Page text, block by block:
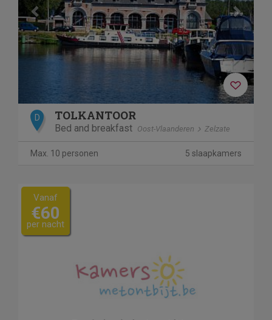
D TOLKANTOOR
Bed and breakfast Oost-Vlaanderen Zelzate
Max. 10 personen 5 slaapkamers
Vanaf
€60
per nacht